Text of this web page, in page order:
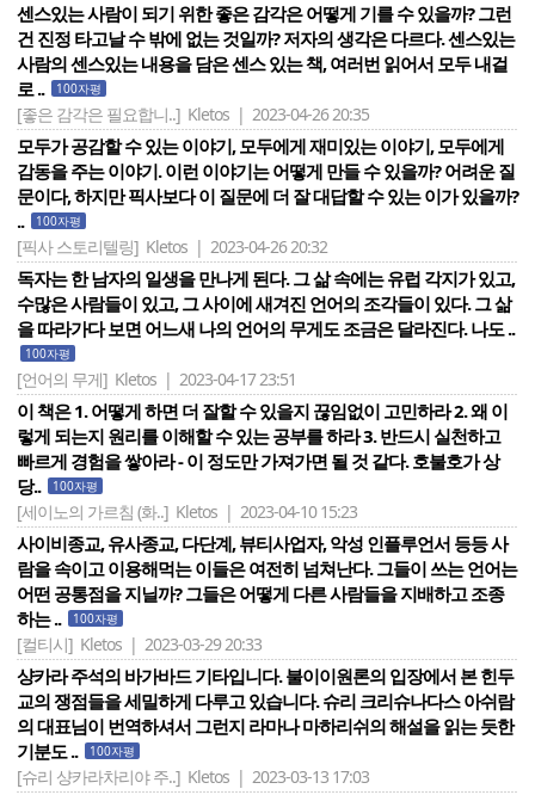
센스있는 사람이 되기 위한 좋은 감각은 어떻게 기를 수 있을까? 그런
건 진정 타고날 수 밖에 없는 것일까? 저자의 생각은 다르다. 센스있는
사람의 센스있는 내용을 담은 센스 있는 책, 여러번 읽어서 모두 내걸
로 ..
100자평
[좋은 감각은 필요합니..] Kletos | 2023-04-26 20:35
모두가 공감할 수 있는 이야기, 모두에게 재미있는 이야기, 모두에게
감동을 주는 이야기. 이런 이야기는 어떻게 만들 수 있을까? 어려운 질
문이다, 하지만 픽사보다 이 질문에 더 잘 대답할 수 있는 이가 있을까?
..
100자평
[픽사 스토리텔링] Kletos | 2023-04-26 20:32
독자는 한 남자의 일생을 만나게 된다. 그 삶 속에는 유럽 각지가 있고,
수많은 사람들이 있고, 그 사이에 새겨진 언어의 조각들이 있다. 그 삶
을 따라가다 보면 어느새 나의 언어의 무게도 조금은 달라진다. 나도 ..
100자평
[언어의 무게] Kletos | 2023-04-17 23:51
이 책은 1. 어떻게 하면 더 잘할 수 있을지 끊임없이 고민하라 2. 왜 이
렇게 되는지 원리를 이해할 수 있는 공부를 하라 3. 반드시 실천하고
빠르게 경험을 쌓아라 - 이 정도만 가져가면 될 것 같다. 호불호가 상
당..
100자평
[세이노의 가르침 (화..] Kletos | 2023-04-10 15:23
사이비종교, 유사종교, 다단계, 뷰티사업자, 악성 인플루언서 등등 사
람을 속이고 이용해먹는 이들은 여전히 넘쳐난다. 그들이 쓰는 언어는
어떤 공통점을 지닐까? 그들은 어떻게 다른 사람들을 지배하고 조종
하는 ..
100자평
[컬티시] Kletos | 2023-03-29 20:33
샹카라 주석의 바가바드 기타입니다. 불이이원론의 입장에서 본 힌두
교의 쟁점들을 세밀하게 다루고 있습니다. 슈리 크리슈나다스 아쉬람
의 대표님이 번역하셔서 그런지 라마나 마하리쉬의 해설을 읽는 듯한
기분도 ..
100자평
[슈리 샹카라차리야 주..] Kletos | 2023-03-13 17:03